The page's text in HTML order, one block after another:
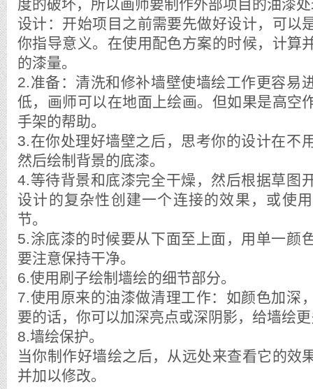
度的破坏，所以画师要制作外部项目的油漆
设计：开始项目之前需要先做好设计，可以
你指导意义。在使用配色方案的时候，计算
的漆量。
2.准备：清洗和修补墙壁使墙绘工作更容易
低，画师可以在地面上绘画。但如果是高空
手架的帮助。
3.在你处理好墙壁之后，思考你的设计在不
然后绘制背景的底漆。
4.等待背景和底漆完全干燥，然后根据草图
设计的复杂性创建一个连接的效果，或使
节。
5.涂底漆的时候要从下面至上面，用单一颜
要注意保持干净。
6.使用刷子绘制墙绘的细节部分。
7.使用原来的油漆做清理工作：如颜色加深
要的话，你可以加深亮点或深阴影，给墙绘
8.墙绘保护。
当你制作好墙绘之后，从远处来查看它的效
并加以修改。